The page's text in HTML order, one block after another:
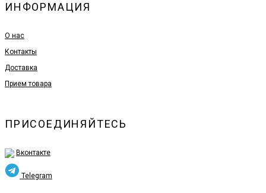
ИНФОРМАЦИЯ
О нас
Контакты
Доставка
Прием товара
ПРИСОЕДИНЯЙТЕСЬ
Вконтакте
Telegram